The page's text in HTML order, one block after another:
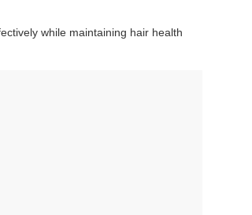
while maintaining hair health